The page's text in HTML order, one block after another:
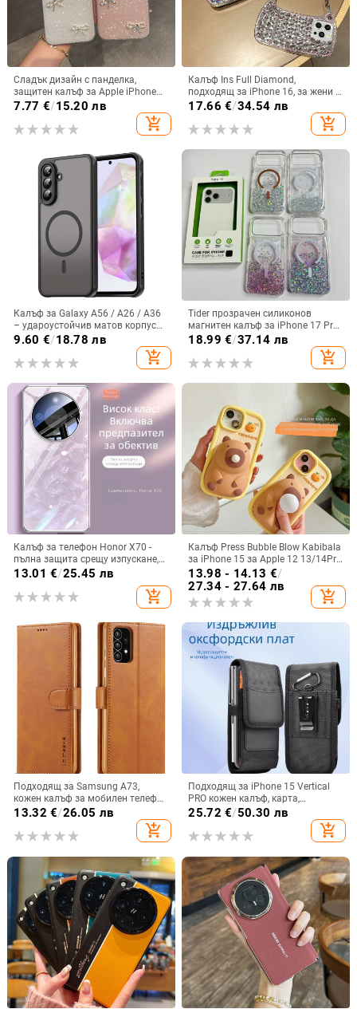
Сладък дизайн с панделка,
защитен калъф за Apple iPhone
11–15 Pro Max, пълен обхват
7.77 €/15.20 лв
add_shopping_cart
Калъф Ins Full Diamond,
подходящ за iPhone 16, за жени с
14-инчова личност, огледална
рамка с 13 големи отвора и
електролитно покритие, с
17.66 €/34.54 лв
add_shopping_cart
Калъф за Galaxy A56 / A26 / A36
– удароустойчив матов корпус
от PC+TPU с текстура на кожа
9.60 €/18.78 лв
add_shopping_cart
Tider прозрачен силиконов
магнитен калъф за iPhone 17 Pro
Max, защита срещу падане,
18.99 €/37.14 лв
add_shopping_cart
Калъф за телефон Honor X70 -
пълна защита срещу изпускане,
закалено стъкло, модел Аурора
13.01 €/25.45 лв
add_shopping_cart
Калъф Press Bubble Blow Kabibala
за iPhone 15 за Apple 12 13/14Pro
Max, устойчив на изпускане 11
13.98 - 14.13 €/
27.34 - 27.64 лв
add_shopping_cart
Подходящ за Samsung A73,
кожен калъф за мобилен телефон
A36/A16, калъф за мобилен
телефон A26/A56, флип калъф,
защитен калъф, невидима скоба.
13.32 €/26.05 лв
add_shopping_cart
Подходящ за iPhone 15 Vertical
PRO кожен калъф, карта,
оксфордски плат, найлонов плат,
мобилен телефон
25.72 €/50.30 лв
add_shopping_cart